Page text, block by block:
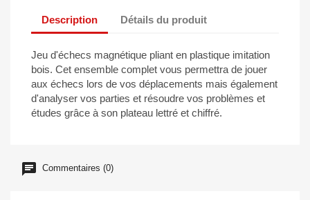
Description Détails du produit
Jeu d'échecs magnétique pliant en plastique imitation
bois. Cet ensemble complet vous permettra de jouer
aux échecs lors de vos déplacements mais également
d'analyser vos parties et résoudre vos problèmes et
études grâce à son plateau lettré et chiffré.
Commentaires (0)